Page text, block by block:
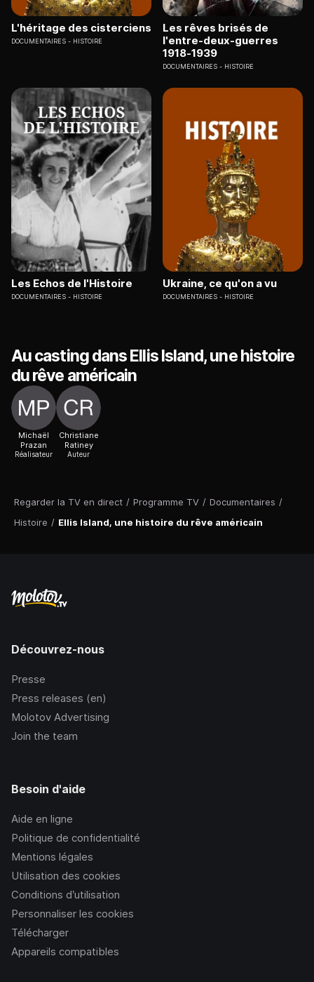
Regarder la TV en direct / Programme TV / Documentaires /
Histoire / Ellis Island, une histoire du rêve américain
L'héritage des cisterciens
DOCUMENTAIRES HISTOIRE
Les rêves brisés de
l'entre-deux-guerres
1918-1939
DOCUMENTAIRES HISTOIRE
Les Echos de l'Histoire
DOCUMENTAIRES HISTOIRE
Ukraine, ce qu'on a vu
DOCUMENTAIRES HISTOIRE
Au casting dans Ellis Island, une histoire
du rêve américain
Michaël
Prazan
Réalisateur
Christiane
Ratiney
Auteur
Découvrez-nous
Presse
Press releases (en)
Molotov Advertising
Join the team
Besoin d'aide
Aide en ligne
Politique de confidentialité
Mentions légales
Utilisation des cookies
Conditions d’utilisation
Personnaliser les cookies
Télécharger
Appareils compatibles